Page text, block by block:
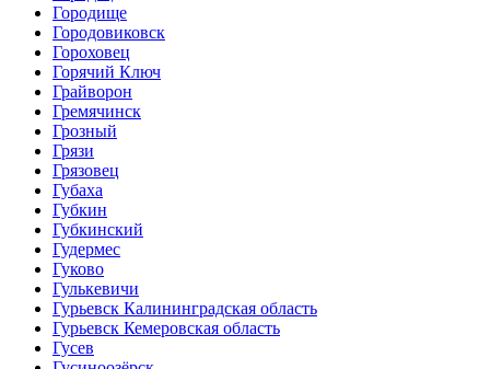
Городище
Городовиковск
Гороховец
Горячий Ключ
Грайворон
Гремячинск
Грозный
Грязи
Грязовец
Губаха
Губкин
Губкинский
Гудермес
Гуково
Гулькевичи
Гурьевск Калининградская область
Гурьевск Кемеровская область
Гусев